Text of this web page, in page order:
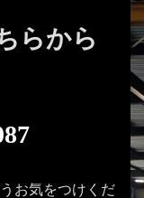
らから
お気をつけくだ